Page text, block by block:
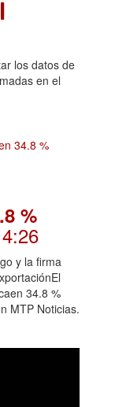
los datos de
en el
%
y la firma
34.8 %
MTP Noticias.